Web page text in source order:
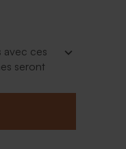
avec ces
seront
de